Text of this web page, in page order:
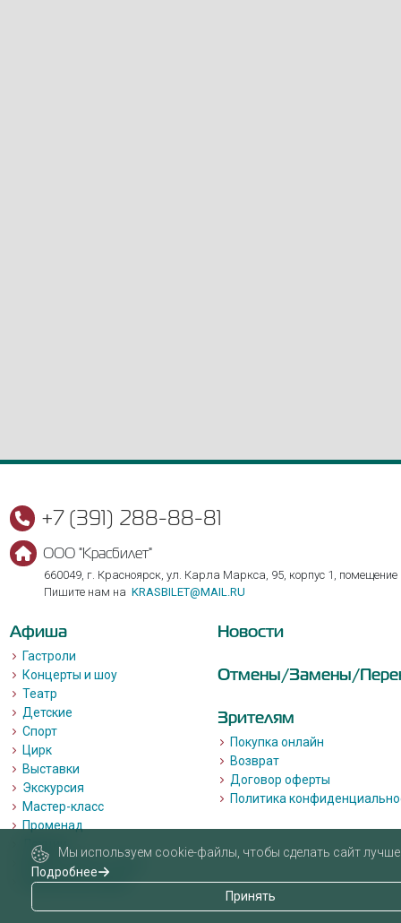
+7 (391) 288-88-81
ООО "Красбилет"
660049, г. Красноярск, ул. Карла Маркса, 95, корпус 1, помещение
Пишите нам на KRASBILET@MAIL.RU
Афиша
Гастроли
Концерты и шоу
Театр
Детские
Спорт
Цирк
Выставки
Экскурсия
Мастер-класс
Променад
Лекции
Квизы, квесты, игры.
Пушкинская карта
Новости
Отмены/Замены/
Зрителям
Покупка онлайн
Возврат
Договор оферты
Политика
Мы используем cookie-файлы, чтобы сделать сайт лучше
Подробнее
Принять